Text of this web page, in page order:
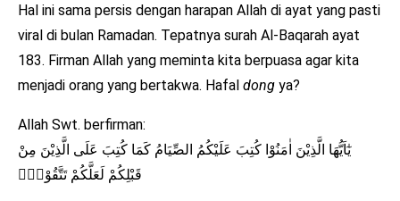
Hal ini sama persis dengan harapan Allah di ayat yang pasti
viral di bulan Ramadan. Tepatnya surah Al-Baqarah ayat
183. Firman Allah yang meminta kita berpuasa agar kita
menjadi orang yang bertakwa. Hafal dong ya?
Allah Swt. berfirman:
يٰٓاَيُّهَا الَّذِيْنَ اٰمَنُوْا كُتِبَ عَلَيْكُمُ الصِّيَامُ كَمَا كُتِبَ عَلَى الَّذِيْنَ مِنْ
قَبْلِكُمْ لَعَلَّكُمْ تَتَّقُوْنَۙ